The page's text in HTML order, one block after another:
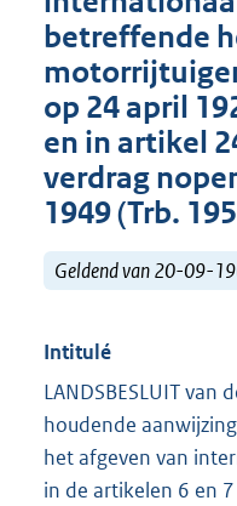
betreffende
op 24 april
en in artikel
verdrag
1949 (Trb.
Geldend van 20-09-
Intitulé
LANDSBESLUIT van
houdende
het afgeven van
in de artikelen 6 en